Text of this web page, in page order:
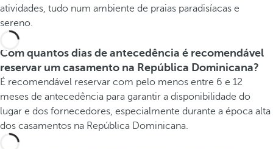
atividades, tudo num ambiente de praias paradisíacas e
sereno.
Com quantos dias de antecedência é recomendável
reservar um casamento na República Dominicana?
É recomendável reservar com pelo menos entre 6 e 12
meses de antecedência para garantir a disponibilidade do
lugar e dos fornecedores, especialmente durante a época alta
dos casamentos na República Dominicana.